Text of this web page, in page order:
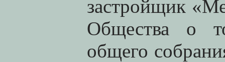
застройщик
Общества о
общего